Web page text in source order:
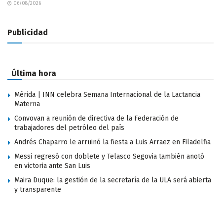
06/08/2026
Publicidad
Última hora
Mérida | INN celebra Semana Internacional de la Lactancia
Materna
Convovan a reunión de directiva de la Federación de
trabajadores del petróleo del país
Andrés Chaparro le arruinó la fiesta a Luis Arraez en Filadelfia
Messi regresó con doblete y Telasco Segovia también anotó
en victoria ante San Luis
Maira Duque: la gestión de la secretaría de la ULA será abierta
y transparente